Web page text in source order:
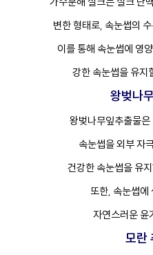
변한 형태로, 속눈썹의
이를 통해 속눈썹에 영
강한 속눈썹을 유지
왕벚나
왕벚나무잎추출물
속눈썹을 외부 자
건강한 속눈썹을 유
또한, 속눈썹에
자연스러운 윤
모란